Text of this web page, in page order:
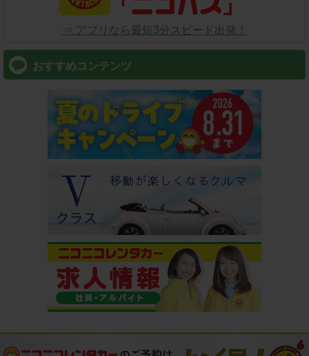
⇒ アプリなら最短3分スピード出発！
おすすめコンテンツ